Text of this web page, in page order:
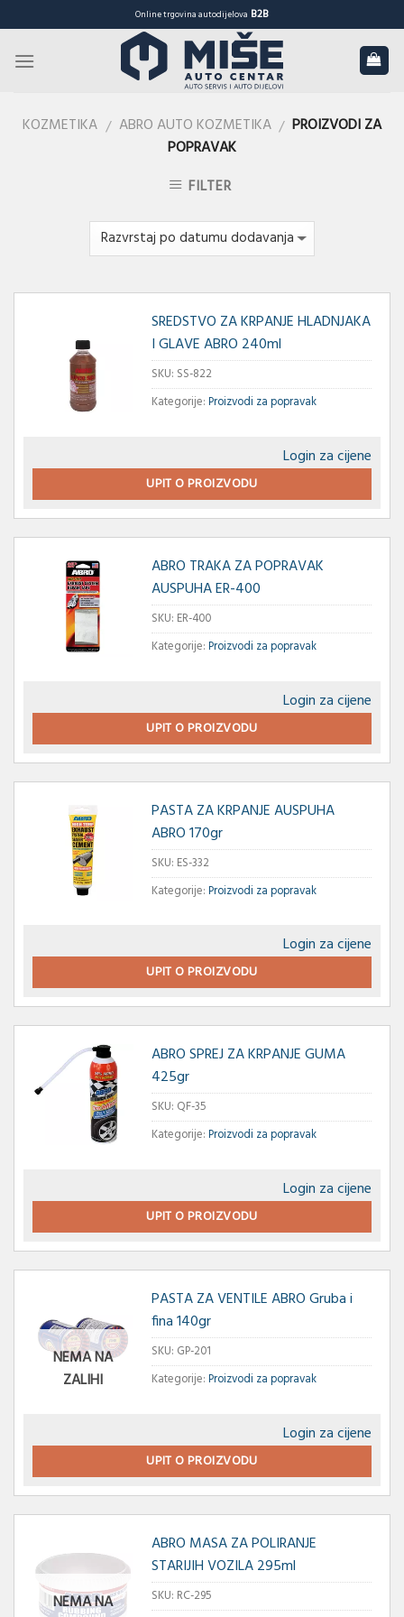
to
content
Online trgovina autodijelova B2B
KOZMETIKA / ABRO AUTO KOZMETIKA / PROIZVODI ZA
POPRAVAK
FILTER
SREDSTVO ZA KRPANJE HLADNJAKA
I GLAVE ABRO 240ml
SKU: SS-822
Kategorije:Proizvodi za popravak
Login za cijene
UPIT O PROIZVODU
ABRO TRAKA ZA POPRAVAK
AUSPUHA ER-400
SKU: ER-400
Kategorije:Proizvodi za popravak
Login za cijene
UPIT O PROIZVODU
PASTA ZA KRPANJE AUSPUHA
ABRO 170gr
SKU: ES-332
Kategorije:Proizvodi za popravak
Login za cijene
UPIT O PROIZVODU
ABRO SPREJ ZA KRPANJE GUMA
425gr
SKU: QF-35
Kategorije:Proizvodi za popravak
Login za cijene
UPIT O PROIZVODU
NEMA NA
ZALIHI
PASTA ZA VENTILE ABRO Gruba i
fina 140gr
SKU: GP-201
Kategorije:Proizvodi za popravak
Login za cijene
UPIT O PROIZVODU
NEMA NA
ABRO MASA ZA POLIRANJE
STARIJIH VOZILA 295ml
SKU: RC-295